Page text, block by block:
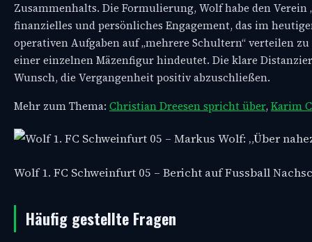
Zusammenhalts. Die Formulierung, Wolf habe den Verein
finanzielles und persönliches Engagement, das im
operativen Aufgaben auf „mehrere Schultern“ verteilen
einer einzelnen Mäzenfigur hindeutet. Die klare
Wunsch, die Vergangenheit positiv abzuschließen.
Mehr zum Thema: Christian Dreesen spricht über, Karim
Wolf 1. FC Schweinfurt 05 – Bericht auf Fussball
Häufig gestellte Fragen